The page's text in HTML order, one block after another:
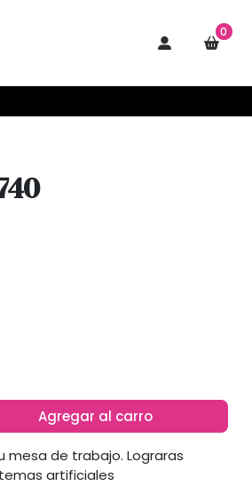
0
Agregar al carro
mesa de trabajo. Lograras
artificiales